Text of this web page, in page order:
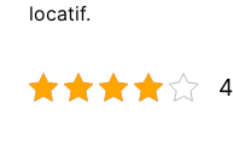
locatif.